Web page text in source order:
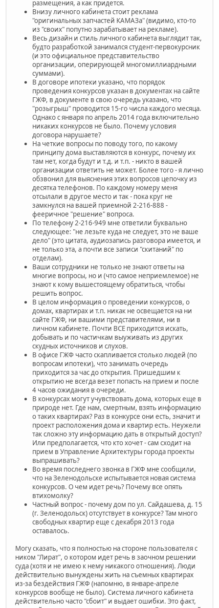
размещения, а как придется.
Внизу личного кабинета стоит реклама
"оригинальных запчастей КАМАЗа" (видимо, кто-то
из "своих" попутно зарабатывает на рекламе).
Весь дизайн и стиль личного кабинета выглядит так,
будто разработкой занимался студент-первокурсник
(и это официальное представительство
организации, оперирующей многомиллиардными
суммами).
В договоре ипотеки указано, что порядок
проведения конкурсов указан в документах на сайте
ГЖФ, в документе в свою очередь указано, что
"розыгрыш" проводится 15-го числа каждого месяца.
Однако с января по апрель 2014 года включительно
никаких конкурсов не было. Почему условия
договора нарушаете?
На четкие вопросы по поводу того, по какому
принципу дома выставляются в конкурс, почему их
там нет, когда будут и т.д. и т.п. - никто в вашей
организации ответить не может. Более того - я лично
обзвонил для выяснения этих вопросов цепочку из
десятка телефонов. По каждому номеру меня
отсылали в другое место и так - пока круг не
замкнулся на вашей приемной 2-216-888 -
фееричное "решение" вопроса.
По телефону 2-216-949 мне ответили буквально
следующее: "не лезьте куда не следует, это не ваше
дело" (это цитата, аудиозапись разговора имеется, и
не только эта, а почти все записи "скитаний" по
отделам).
Ваши сотрудники не только не знают ответы на
многие вопросы, но и (что самое неприемлемое) не
знают к кому вышестоящему обратиться, чтобы
решить вопрос.
В целом информация о проведении конкурсов, о
домах, квартирах и т.п. никак не освещается на ни
сайте ГЖФ, ни вашими представителями, ни в
личном кабинете. Почти ВСЕ приходится искать,
добывать и по частичкам выуживать из других
скудных источников и слухов.
В офисе ГЖФ часто скапливается столько людей (по
вопросам ипотеки), что занимать очередь
приходится за час до открытия. Пришедшим к
открытию не всегда везет попасть на прием и после
4 часов ожидания в очереди.
В конкурсах могут учувствовать дома, которых еще в
природе нет. Где нам, смертным, взять информацию
о таких квартирах? Раз в конкурсе они есть, значит и
проект расположения дома и квартир есть. Неужели
так сложно эту информацию дать в открытый доступ?
Или предполагается, что кто хочет - сам сходит на
прием в Управление Архитектуры города проекты
выпрашивать?
Во время последнего звонка в ГЖФ мне сообщили,
что на Зеленодольске испытывается новая система
конкурсов. О чем идет речь? Почему все опять
втихомолку?
Частный вопрос - почему дом по ул. Сайдашева, д. 15
(г. Зеленодольск) отсутствует в конкурсе? Там много
свободных квартир еще с декабря 2013 года
оставалось.
Могу сказать, что я полностью на стороне пользователя с
ником "Лират", о котором идет речь в заочном решении
суда (хотя и не имею к нему никакого отношения). Люди
действительно вынуждены жить на съемных квартирах
из-за бездействия ГЖФ (напомню, в январе-апреле
конкурсов вообще не было). Система личного кабинета
действительно часто "сбоит" и выдает ошибки. Это факт,